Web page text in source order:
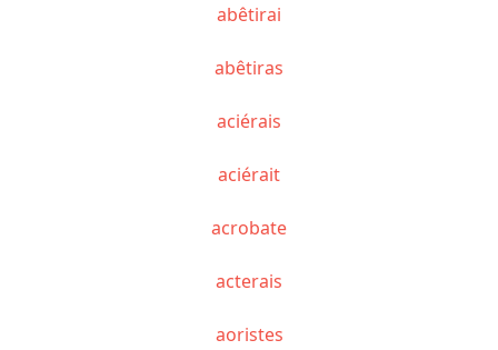
abêtirai
abêtiras
aciérais
aciérait
acrobate
acterais
aoristes